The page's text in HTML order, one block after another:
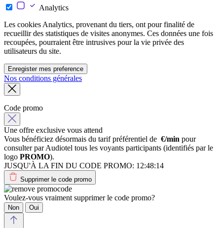
Analytics
Les cookies Analytics, provenant du tiers, ont pour finalité de
recueillir des statistiques de visites anonymes. Ces données une fois
recoupées, pourraient être intrusives pour la vie privée des
utilisateurs du site.
Enregister mes preference
Nos conditions générales
Code promo
Une offre exclusive vous attend
Vous bénéficiez désormais du tarif préférentiel de €/min pour
consulter par Audiotel tous les voyants participants (identifiés par le
logo PROMO).
JUSQU'À LA FIN DU CODE PROMO: 12:48:14
Supprimer le code promo
Voulez-vous vraiment supprimer le code promo?
Non Oui